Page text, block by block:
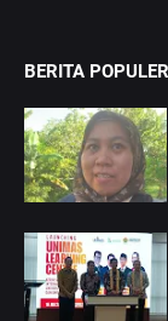
BERITA POPULER